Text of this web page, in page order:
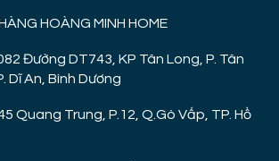
HOÀNG MINH HOME
Đường DT743, KP Tân Long, P. Tân
Dĩ An, Bình Dương
Quang Trung, P.12, Q.Gò Vấp, TP. Hồ